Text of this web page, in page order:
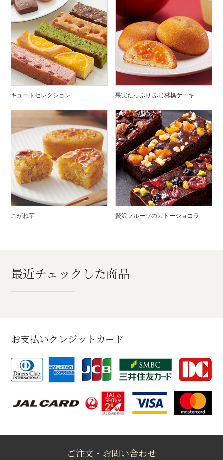
キュートセレクション 果実たっぷり ふじ林檎ケーキ
こがね芋 贅沢フルーツのガトーショコラ
最近チェックした商品
お支払いクレジットカード
ご注文・お問い合わせ